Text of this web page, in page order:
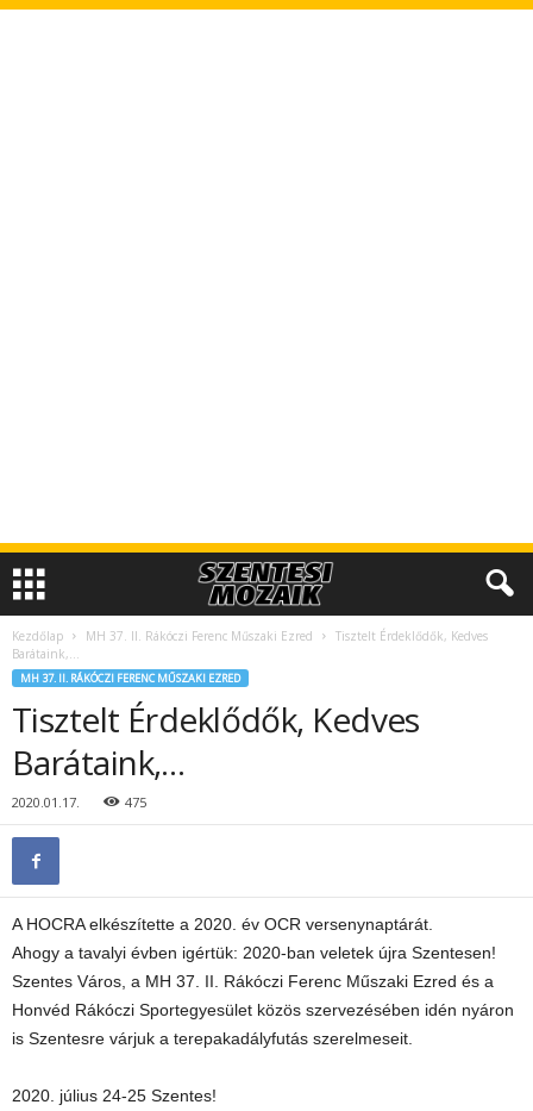
Kezdőlap MH 37. II. Rákóczi Ferenc Műszaki Ezred
Tisztelt Érdeklődők, Kedves
Barátaink,…
MH 37. II. RÁKÓCZI FERENC MŰSZAKI EZRED
Tisztelt Érdeklődők, Kedves
Barátaink,…
2020.01.17. 475
A HOCRA elkészítette a 2020. év OCR versenynaptárát.
Ahogy a tavalyi évben igértük: 2020-ban veletek újra Szentesen!
Szentes Város, a MH 37. II. Rákóczi Ferenc Műszaki Ezred és a
Honvéd Rákóczi Sportegyesület közös szervezésében idén nyáron
is Szentesre várjuk a terepakadályfutás szerelmeseit.
2020. július 24-25 Szentes!